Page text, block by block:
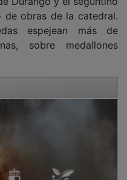
de obras de la catedral.
espejean más de
sobre medallones